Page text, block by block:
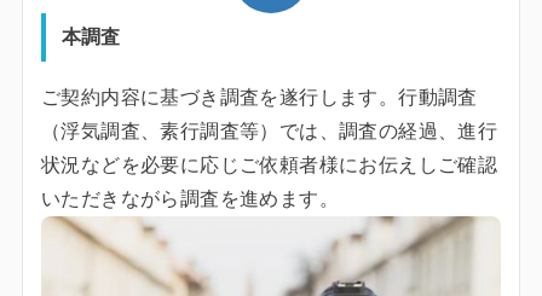
本調査
ご契約内容に基づき調査を遂行します。行動調査
（浮気調査、素行調査等）では、調査の経過、進行
状況などを必要に応じご依頼者様にお伝えしご確認
いただきながら調査を進めます。